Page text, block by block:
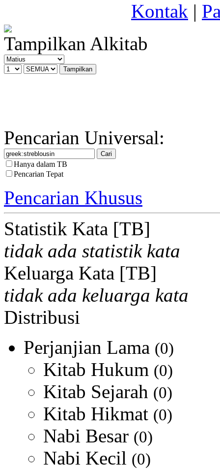
Kontak |
Tampilkan Alkitab
Pencarian Universal:
Hanya dalam TB
Pencarian Tepat
Pencarian Khusus
Statistik Kata [TB]
tidak ada statistik kata
Keluarga Kata [TB]
tidak ada keluarga kata
Distribusi
Perjanjian Lama (0)
Kitab Hukum (0)
Kitab Sejarah (0)
Kitab Hikmat (0)
Nabi Besar (0)
Nabi Kecil (0)